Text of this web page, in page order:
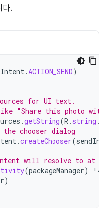
다.
Intent.ACTION_SEND)
for UI text.
"Share this photo
.getString(R . string .
chooser dialog
.createChooser(
will resolve to at
(packageManager) !=
)